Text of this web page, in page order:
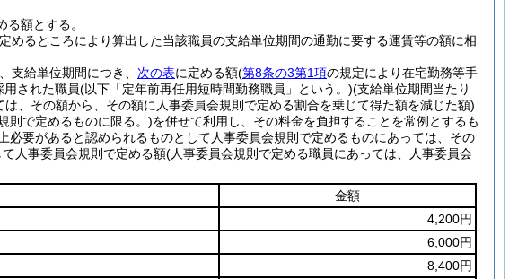
る額とする。
るところにより算出した当該職員の支給単位期間の通勤に要する運賃等の額に相
給単位期間につき、 次の表に定める額(第8条の3第1項の規定により在宅勤務等手
された職員(以下「定年前再任用短時間勤務職員」という。)(支給単位期間当たり
は、その額から、その額に人事委員会規則で定める割合を乗じて得た額を減じた額)
則で定めるものに限る。)を併せて利用し、その料金を負担することを常例とするも
必要があると認められるものとして人事委員会規則で定めるものにあっては、その
人事委員会規則で定める額(人事委員会規則で定める職員にあっては、人事委員会
金額
4,200円
6,000円
8,400円